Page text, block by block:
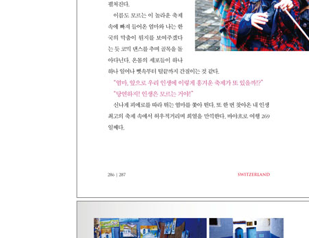
역사를 마주하는 두 가지 방법
이번엔 버섯 사냥!
Estonia
Finland
Sweden